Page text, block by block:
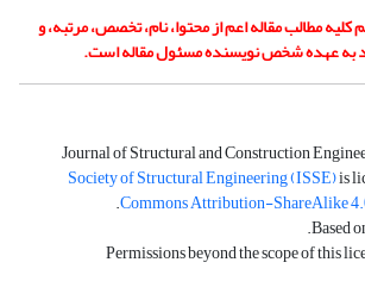
مطالب مقاله اعم از محتوا، نام، تخصص، مرتبه، و
به عهده شخص نویسنده مسئول مقاله است.
Journal of Structural and Construction
Society of Structural Engineering (ISSE)is
Commons Attribution-ShareAlike
.
Based
.
Permissions beyond the scope of this